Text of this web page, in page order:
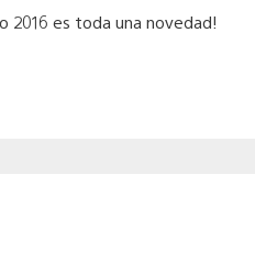
2016 es toda una novedad!